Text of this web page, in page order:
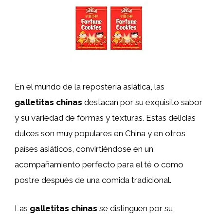
En el mundo de la repostería asiática, las
galletitas chinas destacan por su exquisito sabor
y su variedad de formas y texturas. Estas delicias
dulces son muy populares en China y en otros
países asiáticos, convirtiéndose en un
acompañamiento perfecto para el té o como
postre después de una comida tradicional.
Las galletitas chinas se distinguen por su